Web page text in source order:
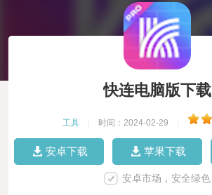
快连电脑版下载
工具 时间：2024-02-29
安卓下载 苹果下载
安卓市场，安全绿色